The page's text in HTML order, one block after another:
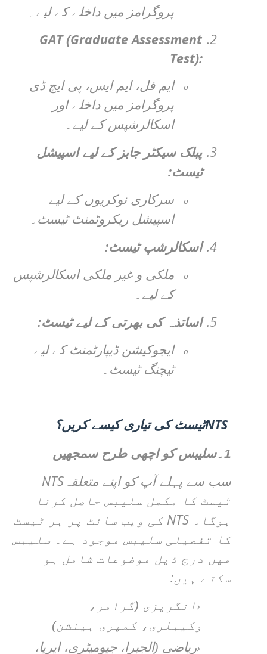
پروگرامز میں داخلے کے لیے۔
2.
GAT (Graduate Assessment
Test):
o
ایم فل، ایم ایس، پی ایچ ڈی
پروگرامز میں داخلے اور
اسکالرشپس کے لیے۔
3. پبلک سیکٹر جابز کے لیے اسپیشل
ٹیسٹ:
o
سرکاری نوکریوں کے لیے
اسپیشل ریکروٹمنٹ ٹیسٹ۔
4. اسکالرشپ ٹیسٹ:
o
ملکی و غیر ملکی اسکالرشپس
کے لیے۔
5. اساتذہ کی بھرتی کے لیے ٹیسٹ:
o
ایجوکیشن ڈیپارٹمنٹ کے لیے
ٹیچنگ ٹیسٹ۔
NTSٹیسٹ کی تیاری کیسے کریں؟
1۔سلیبس کو اچھی طرح سمجھیں
سب سے پہلے آپ کو اپنے متعلقہ NTS
ٹیسٹ کا مکمل سلیبس حاصل کرنا
ہوگا۔ NTS کی ویب سائٹ پر ہر ٹیسٹ
کا تفصیلی سلیبس موجود ہے۔ سلیبس
میں درج ذیل موضوعات شامل ہو
سکتے ہیں:
انگریزی (گرامر،
وکیبلری، کمپری ہینشن)
ریاضی (الجبرا، جیومیٹری، ایریا،